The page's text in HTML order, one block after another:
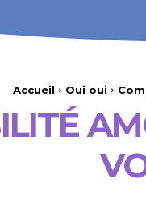
Accueil Oui oui